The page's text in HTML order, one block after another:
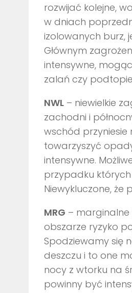
rozwijać kolejne,
w dniach
izolowanych burz,
Głównym
intensywne,
zalań czy
NWL – niewielkie
zachodni i
wschód
towarzyszyć
intensywne.
przypadku
Niewykluczone, że
MRG – marginalne
obszarze ryzyko
Spodziewamy się
deszczu i to one
nocy z wtorku na
powinny być